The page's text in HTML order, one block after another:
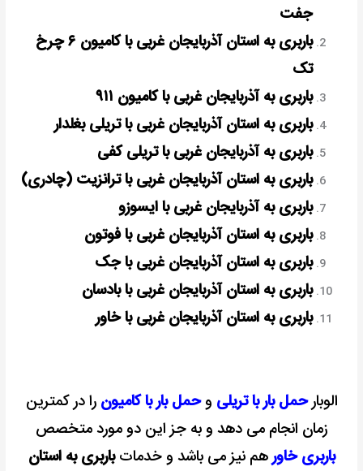
جفت
باربری به استان آذربایجان غربی با کامیون ۶ چرخ
تک
باربری به آذربایجان غربی با کامیون ۹۱۱
باربری به استان آذربایجان غربی با تریلی بغلدار
باربری به آذربایجان غربی با تریلی کفی
باربری به استان آذربایجان غربی با ترانزیت (چادری)
باربری به آذربایجان غربی با ایسوزو
باربری به استان آذربایجان غربی با فوتون
باربری به استان آذربایجان غربی با جک
باربری به استان آذربایجان غربی با بادسان
باربری به استان آذربایجان غربی با خاور
الوبارحمل بار با تریلی وحمل بار با کامیون را در کمترین
زمان انجام می دهد و به جز این دو مورد متخصص
باربری خاورهم نیز می باشد و خدماتباربری به استان